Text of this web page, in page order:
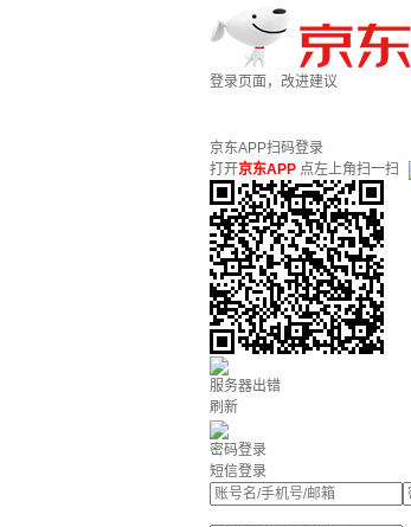
登录页面，改进建议
京东APP扫码登录
打开京东APP 点左上角扫一扫
服务器出错
刷新
密码登录
短信登录